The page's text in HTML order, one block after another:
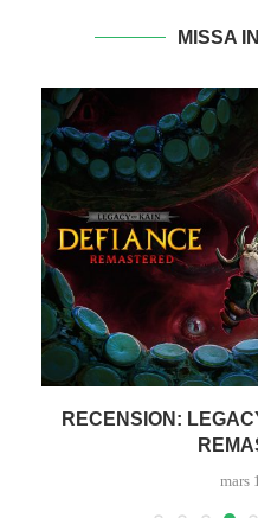
MISSA
RECENSION:
mars